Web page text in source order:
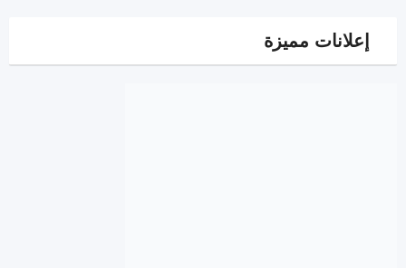
إعلانات مميزة